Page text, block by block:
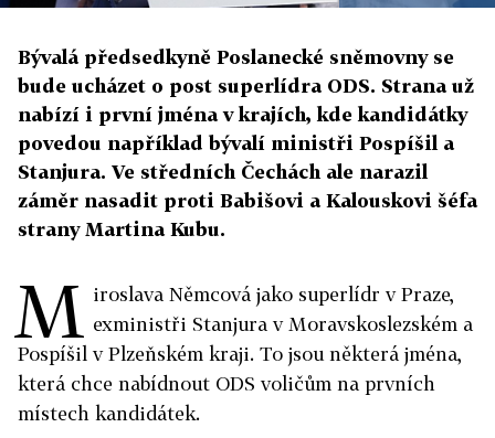
Bývalá předsedkyně Poslanecké sněmovny se
bude ucházet o post superlídra ODS. Strana už
nabízí i první jména v krajích, kde kandidátky
povedou například bývalí ministři Pospíšil a
Stanjura. Ve středních Čechách ale narazil
záměr nasadit proti Babišovi a Kalouskovi šéfa
strany Martina Kubu.
M iroslava Němcová jako superlídr v Praze,
exministři Stanjura v Moravskoslezském a
Pospíšil v Plzeňském kraji. To jsou některá jména,
která chce nabídnout ODS voličům na prvních
místech kandidátek.